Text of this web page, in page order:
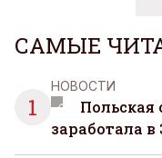
САМЫЕ
1
НОВОСТИ
Польская
заработала